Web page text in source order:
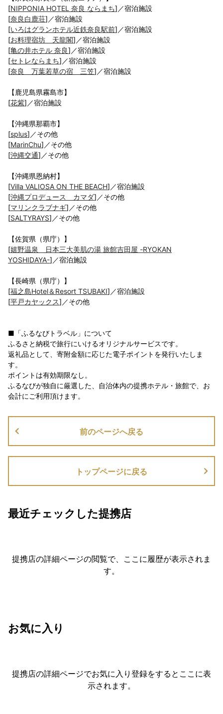
[NIPPONIA HOTEL 奈良 ならまち]／宿泊施設
[奈良白鹿荘]／宿泊施設
[いろはグランホテル近鉄奈良駅前]／宿泊施設
[お料理宿坊 天龍閣]／宿泊施設
[亀の井ホテル 奈良]／宿泊施設
[セトレならまち]／宿泊施設
[奈良 万葉若草の宿 三笠]／宿泊施設
【鹿児島県霧島市】
[花紫]／宿泊施設
【沖縄県那覇市】
[splus]／その他
[MarinChu]／その他
[沖縄交通]／その他
【沖縄県恩納村】
[Villa VALIOSA ON THE BEACH]／宿泊施設
[沖縄プロデュース カマダ]／その他
[マリンクラブナギ]／その他
[SALTYRAYS]／その他
【佐賀県（県庁）】
[嬉野温泉 日本三大美肌の湯 旅館吉田屋 -RYOKAN
YOSHIDAYA-]／宿泊施設
【長崎県（県庁）】
[福之島Hotel＆Resort TSUBAKI]／宿泊施設
[平戸カヤックス]／その他
■「ふるなびトラベル」について
ふるさと納税で旅行にいけるオリジナルサービスです。
返礼品として、寄附金額に応じた電子ポイントを発行いたしま
す。
ポイントは有効期限なし。
ふるなびが独自に厳選した、自治体内の提携ホテル・旅館で、お
会計にご利用頂けます。
前のページへ戻る
トップページに戻る
最近チェックした提携店
提携店の詳細ページの閲覧で、ここに履歴が表示されま
す。
お気に入り
提携店の詳細ページでお気に入り登録をすると ここに表
示されます。